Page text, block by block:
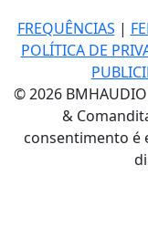
FREQUÊNCIAS |
POLÍTICA DE
© 2026
&
consentimento é